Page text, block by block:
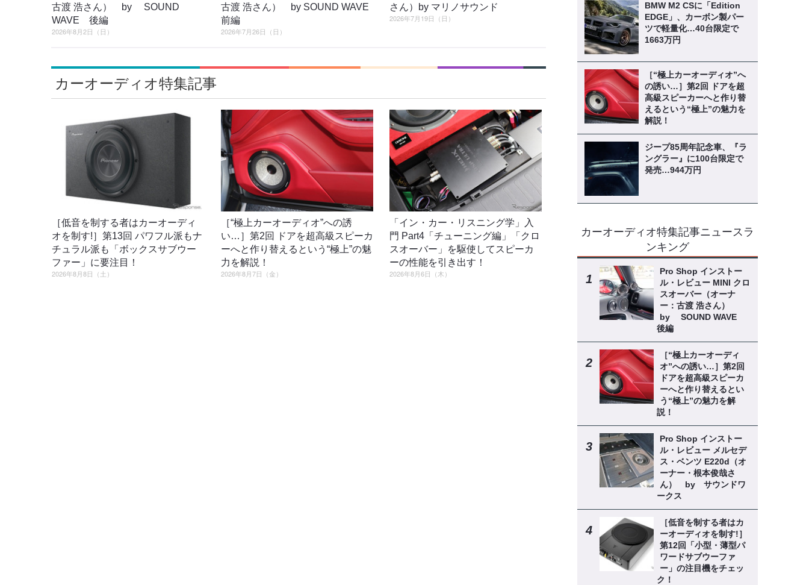
古渡 浩さん） by SOUND
WAVE 後編
2026年8月2日（日）
古渡 浩さん） by SOUND WAVE
前編
2026年7月26日（日）
さん）by マリノサウンド
2026年7月19日（日）
カーオーディオ特集記事
［低音を制する者はカーオーディ
オを制す!］第13回 パワフル派もナ
チュラル派も「ボックスサブウー
ファー」に要注目！
2026年8月8日（土）
［“極上カーオーディオ”への誘
い…］第2回 ドアを超高級スピーカ
ーへと作り替えるという“極上”の魅
力を解説！
2026年8月7日（金）
「イン・カー・リスニング学」入
門 Part4「チューニング編」「クロ
スオーバー」を駆使してスピーカ
ーの性能を引き出す！
2026年8月6日（木）
BMW M2 CSに「Edition
EDGE」、カーボン製パー
ツで軽量化…40台限定で
1663万円
［“極上カーオーディオ”へ
の誘い…］第2回 ドアを超
高級スピーカーへと作り替
えるという“極上”の魅力を
解説！
ジープ85周年記念車、『ラ
ングラー』に100台限定で
発売…944万円
カーオーディオ特集記事ニュースラ
ンキング
Pro Shop インストー
ル・レビュー MINI クロ
スオーバー（オーナ
ー：古渡 浩さん）
by SOUND WAVE
後編
［“極上カーオーディ
オ”への誘い…］第2回
ドアを超高級スピーカ
ーへと作り替えるとい
う“極上”の魅力を解
説！
Pro Shop インストー
ル・レビュー メルセデ
ス・ベンツ E220d（オ
ーナー・根本俊哉さ
ん） by サウンドワ
ークス
［低音を制する者はカ
ーオーディオを制す!］
第12回「小型・薄型パ
ワードサブウーファ
ー」の注目機をチェッ
ク！